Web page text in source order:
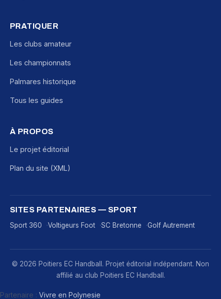
PRATIQUER
Les clubs amateur
Les championnats
Palmares historique
Tous les guides
À PROPOS
Le projet éditorial
Plan du site (XML)
SITES PARTENAIRES — SPORT
Sport 360 Voltigeurs Foot SC Bretonne Golf Autrement
© 2026 Poitiers EC Handball. Projet éditorial indépendant. Non
affilié au club Poitiers EC Handball.
Partenaire : Vivre en Polynesie